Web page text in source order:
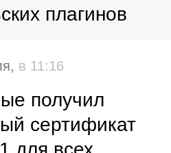
плагинов
в 11:16
получил
сертификат